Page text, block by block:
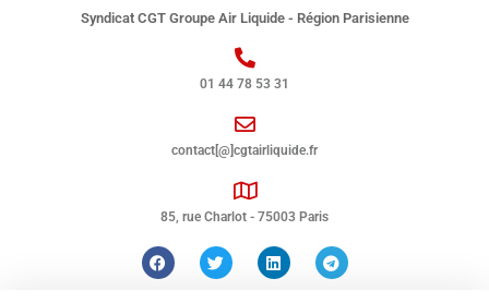
Syndicat CGT Groupe Air Liquide - Région Parisienne
01 44 78 53 31
contact[@]cgtairliquide.fr
85, rue Charlot - 75003 Paris